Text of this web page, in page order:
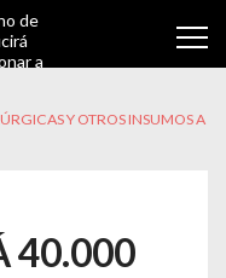
Y OTROS INSUMOS A
40.000